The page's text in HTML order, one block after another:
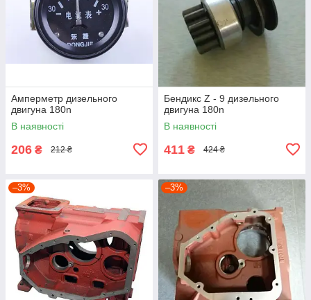
Амперметр дизельного
двигуна 180n
В наявності
206 ₴ 212 ₴
Бендикс Z - 9 дизельного
двигуна 180n
В наявності
411 ₴ 424 ₴
–3% –3%